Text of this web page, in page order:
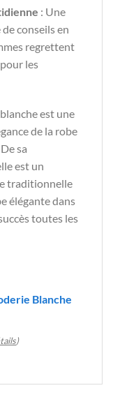
: Une
conseils en
regrettent
les
est une
de la robe
sa
est un
traditionnelle
élégante dans
toutes les
Blanche
)